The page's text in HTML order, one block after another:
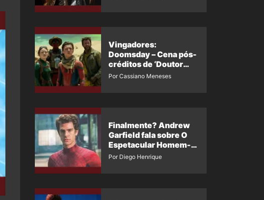
Vingadores:
Doomsday – Cena pós-
créditos de ‘Doutor
Destino’ é revelada
Por Cassiano Meneses
Finalmente? Andrew
Garfield fala sobre O
Espetacular Homem-
Aranha 3
Por Diego Henrique